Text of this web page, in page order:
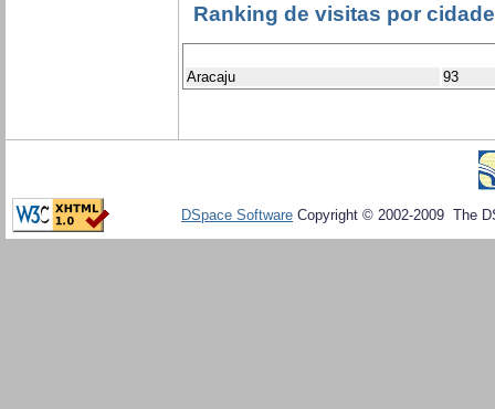
Ranking de visitas por
Aracaju 93
DSpace Software Copyright © 2002-2009 The